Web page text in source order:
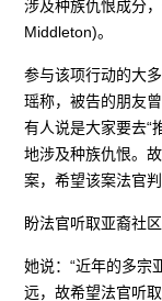
涉及种族仇恨成分
Middleton)。
参与该项行动的大
瑶称，被告的朋友
有人说是大家要去“
地涉及种族仇恨。
案，希望该案法官
盼法官听取亚裔社
她说：“近年的多宗
远，故希望法官听